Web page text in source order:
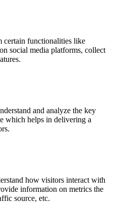
certain functionalities like
social media platforms, collect
and analyze the key
which helps in delivering a
how visitors interact with
information on metrics the
source, etc.